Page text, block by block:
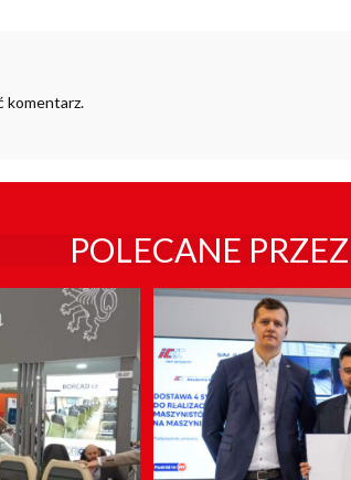
komentarz.
POLECANE